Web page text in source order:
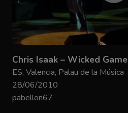
Chris Isaak – Wicked Game
ES, Valencia, Palau de la Música
28/06/2010
pabellon67